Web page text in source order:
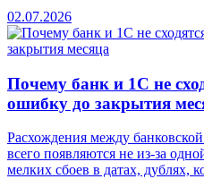
02.07.2026
Почему банк и 1С не
ошибку до закрытия
Расхождения между
всего появляются не из-за
мелких сбоев в датах, дублях,